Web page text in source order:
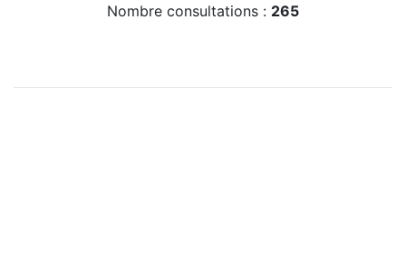
Nombre consultations : 265